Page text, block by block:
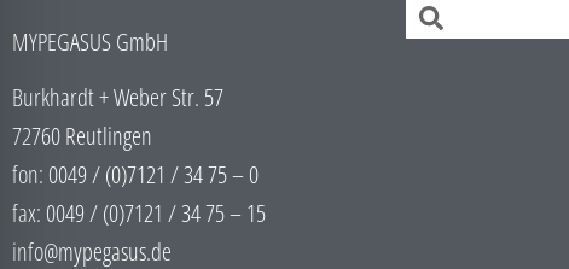
MYPEGASUS GmbH
Burkhardt + Weber Str. 57
72760 Reutlingen
fon: 0049 / (0)7121 / 34 75 – 0
fax: 0049 / (0)7121 / 34 75 – 15
info@mypegasus.de